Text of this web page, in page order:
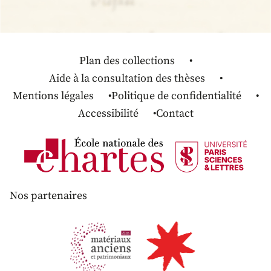
Plan des collections
Aide à la consultation des thèses
Mentions légales
Politique de confidentialité
Accessibilité
Contact
Nos partenaires